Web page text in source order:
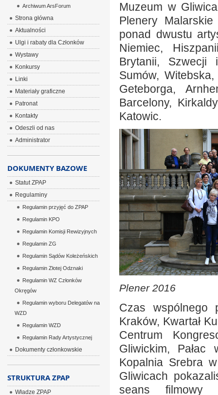
Muzeum w
Plenery
ponad dwustu
Niemiec,
Brytanii, Szwecji
Sumów,
Geteborga,
Barcelony,
Katowic.
Plener 2016
Czas wspólnego
Kraków, Kwartał
Centrum
Gliwickim, Pałac
Kopalnia Srebra
Gliwicach
seans filmowy
Archiwum ArsForum
Strona główna
Aktualności
Ulgi i rabaty dla Członków
Wystawy
Konkursy
Linki
Materiały graficzne
Patronat
Kontakty
Odeszli od nas
Administrator
DOKUMENTY BAZOWE
Statut ZPAP
Regulaminy
Regulamin przyjęć do ZPAP
Regulamin KPO
Regulamin Komisji Rewizyjnych
Regulamin ZG
Regulamin Sądów Koleżeńskich
Regulamin Złotej Odznaki
Regulamin WZ Członków
Okręgów
Regulamin wyboru Delegatów na
WZD
Regulamin WZD
Regulamin Rady Artystycznej
Dokumenty członkowskie
STRUKTURA ZPAP
Władze ZPAP